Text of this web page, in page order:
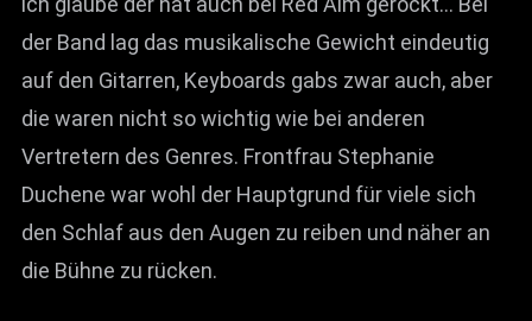
der Band lag das musikalische Gewicht eindeutig
auf den Gitarren, Keyboards gabs zwar auch, aber
die waren nicht so wichtig wie bei anderen
Vertretern des Genres. Frontfrau Stephanie
Duchene war wohl der Hauptgrund für viele sich
den Schlaf aus den Augen zu reiben und näher an
die Bühne zu rücken.